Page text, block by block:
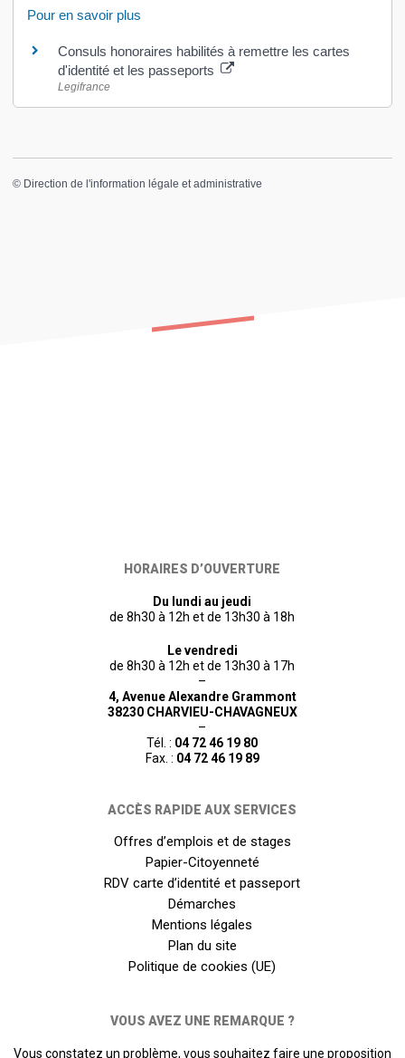
Pour en savoir plus
Consuls honoraires habilités à remettre les cartes
d'identité et les passeports
Legifrance
© Direction de l'information légale et administrative
HORAIRES D’OUVERTURE
Du lundi au jeudi
de 8h30 à 12h et de 13h30 à 18h
Le vendredi
de 8h30 à 12h et de 13h30 à 17h
–
4, Avenue Alexandre Grammont
38230 CHARVIEU-CHAVAGNEUX
–
Tél. : 04 72 46 19 80
Fax. : 04 72 46 19 89
ACCÈS RAPIDE AUX SERVICES
Offres d’emplois et de stages
Papier-Citoyenneté
RDV carte d’identité et passeport
Démarches
Mentions légales
Plan du site
Politique de cookies (UE)
VOUS AVEZ UNE REMARQUE ?
Vous constatez un problème, vous souhaitez faire une proposition